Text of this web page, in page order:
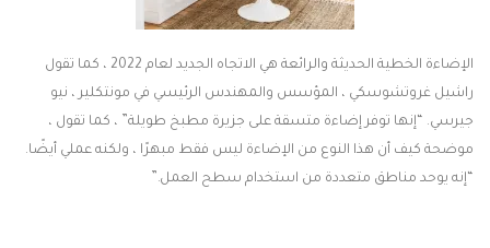
الإضاءة الخطية الحديثة والرائعة هي الاتجاه الجديد لعام 2022 ، كما تقول
راشيل غروتشوسكي ، المؤسس والمهندس الرئيسي في مونتكلير ، نيو
جيرسي. “إنها توفر إضاءة متسقة على جزيرة مطبخ طويلة” ، كما تقول ،
موضحة كيف أن هذا النوع من الإضاءة ليس فقط مبهرًا ، ولكنه عملي أيضًا.
“إنه يوحد مناطق متعددة من استخدام سطح العمل.”